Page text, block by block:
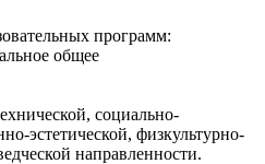
программ:
общее
социально-
эстетической, физкультурно-
направленности.